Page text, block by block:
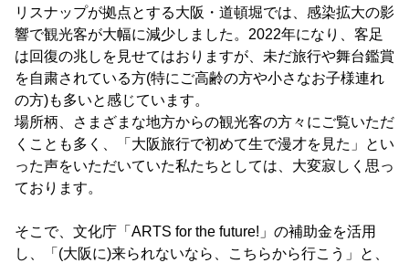
リスナップが拠点とする大阪・道頓堀では、感染拡大の影
響で観光客が大幅に減少しました。2022年になり、客足
は回復の兆しを見せてはおりますが、未だ旅行や舞台鑑賞
を自粛されている方(特にご高齢の方や小さなお子様連れ
の方)も多いと感じています。
場所柄、さまざまな地方からの観光客の方々にご覧いただ
くことも多く、「大阪旅行で初めて生で漫才を見た」とい
った声をいただいていた私たちとしては、大変寂しく思っ
ております。
そこで、文化庁「ARTS for the future!」の補助金を活用
し、「(大阪に)来られないなら、こちらから行こう」と、